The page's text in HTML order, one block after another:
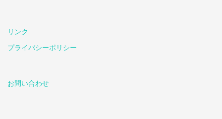
リンク
プライバシーポリシー
お問い合わせ